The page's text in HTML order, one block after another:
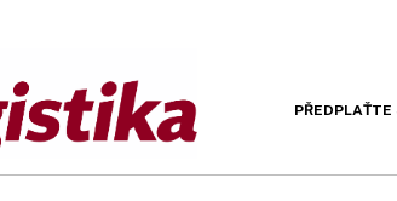
PŘEDPLAŤTE